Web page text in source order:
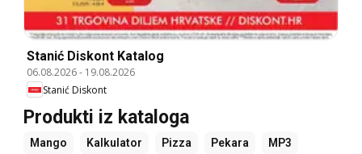
Stanić Diskont Katalog
06.08.2026- 19.08.2026
Stanić Diskont
Produkti iz kataloga
Mango Kalkulator Pizza Pekara MP3